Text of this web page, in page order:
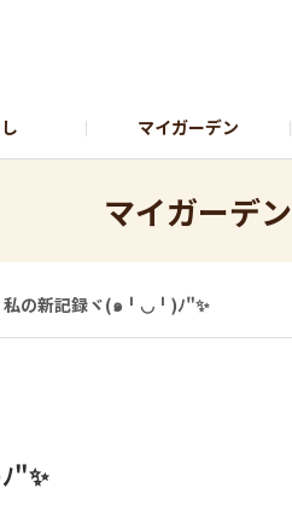
マイガーデン
マイガーデン
私の新記録ヾ(๑╹◡╹)ﾉ"✨
"✨